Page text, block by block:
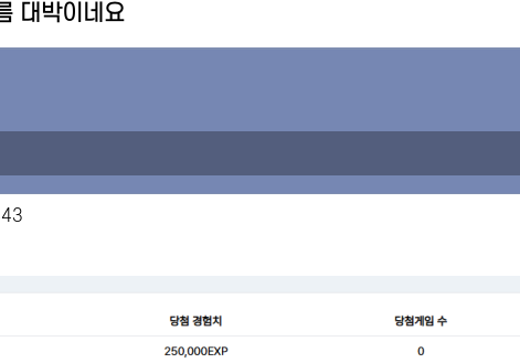
대박이네요